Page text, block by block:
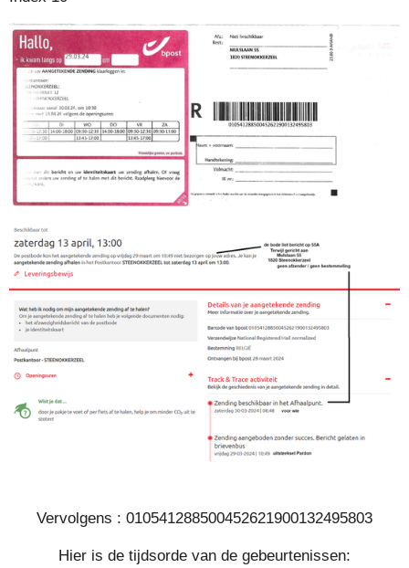
Vervolgens : 010541288500452621900132495803
Hier is de tijdsorde van de gebeurtenissen: